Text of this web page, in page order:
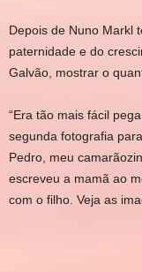
Depois de Nuno Markl
paternidade e do
Galvão, mostrar o
“Era tão mais fácil
segunda fotografia
Pedro, meu
escreveu a mamã ao
com o filho. Veja as